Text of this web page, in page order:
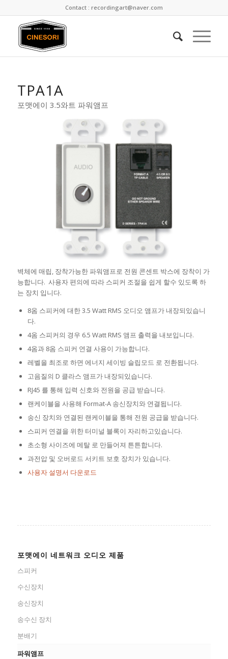
Contact : recordingart@naver.com
TPA1A
포맷에이 3.5와트 파워앰프
벽체에 매립, 장착가능한 파워앰프로 전원 콘센트 박스에 장착이 가
능합니다. 사용자 편의에 따라 스피커 조절을 쉽게 할수 있도록 하
는 장치 입니다.
8옴 스피커에 대한 3.5 Watt RMS 오디오 앰프가 내장되있습니
다.
4옴 스피커의 경우 6.5 Watt RMS 앰프 출력을 내보입니다.
4옴과 8옴 스피커 연결 사용이 가능합니다.
레벨을 최조로 하면 에너지 세이빙 슬립모드 로 전환됩니다.
고음질의 D 클라스 앰프가 내장되있습니다.
RJ45 를 통해 입력 신호와 전원을 공급 받습니다.
랜케이블을 사용해 Format-A 송신장치와 연결됩니다.
송신 장치와 연결된 랜케이블을 통해 전원 공급을 받습니다.
스피커 연결을 위한 터미널 블록이 자리하고있습니다.
초소형 사이즈에 메탈 로 만들어져 튼튼합니다.
과전압 및 오버로드 서키트 보호 장치가 있습니다.
사용자 설명서 다운로드
포맷에이 네트워크 오디오 제품
스피커
수신장치
송신장치
송수신 장치
분배기
파워앰프